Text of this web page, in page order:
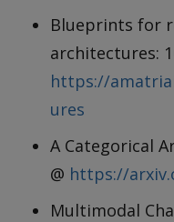
Blueprints for
architectures:
https://
ures
A Categorical
@ https://
Multimodal